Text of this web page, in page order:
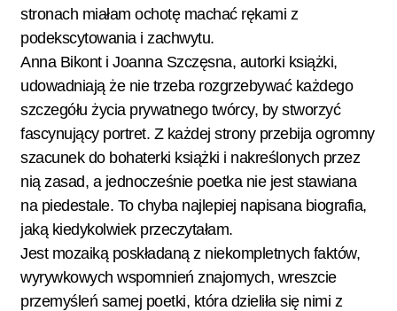
stronach miałam ochotę machać rękami z
podekscytowania i zachwytu.
Anna Bikont i Joanna Szczęsna, autorki książki,
udowadniają że nie trzeba rozgrzebywać każdego
szczegółu życia prywatnego twórcy, by stworzyć
fascynujący portret. Z każdej strony przebija ogromny
szacunek do bohaterki książki i nakreślonych przez
nią zasad, a jednocześnie poetka nie jest stawiana
na piedestale. To chyba najlepiej napisana biografia,
jaką kiedykolwiek przeczytałam.
Jest mozaiką poskładaną z niekompletnych faktów,
wyrywkowych wspomnień znajomych, wreszcie
przemyśleń samej poetki, która dzieliła się nimi z